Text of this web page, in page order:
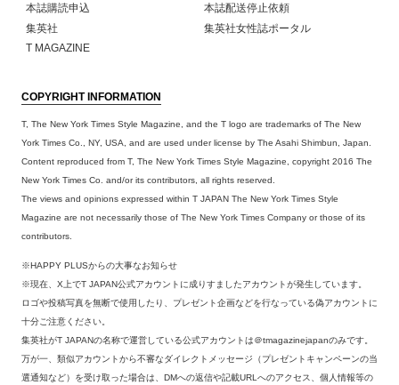
本誌購読申込
本誌配送停止依頼
集英社
集英社女性誌ポータル
T MAGAZINE
COPYRIGHT INFORMATION
T, The New York Times Style Magazine, and the T logo are trademarks of The New
York Times Co., NY, USA, and are used under license by The Asahi Shimbun, Japan.
Content reproduced from T, The New York Times Style Magazine, copyright 2016 The
New York Times Co. and/or its contributors, all rights reserved.
The views and opinions expressed within T JAPAN The New York Times Style
Magazine are not necessarily those of The New York Times Company or those of its
contributors.
※HAPPY PLUSからの大事なお知らせ
※現在、X上でT JAPAN公式アカウントに成りすましたアカウントが発生しています。
ロゴや投稿写真を無断で使用したり、プレゼント企画などを行なっている偽アカウントに
十分ご注意ください。
集英社がT JAPANの名称で運営している公式アカウントは＠tmagazinejapanのみです。
万が一、類似アカウントから不審なダイレクトメッセージ（プレゼントキャンペーンの当
選通知など）を受け取った場合は、DMへの返信や記載URLへのアクセス、個人情報等の